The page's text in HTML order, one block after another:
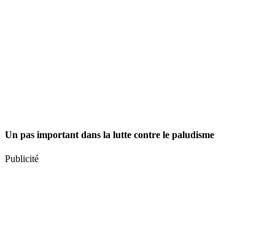
Un pas important dans la lutte contre le paludisme
Publicité